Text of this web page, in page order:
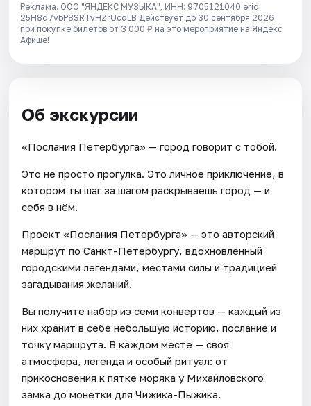
Реклама. ООО "ЯНДЕКС МУЗЫКА", ИНН: 9705121040 erid:
25H8d7vbP8SRTvHZrUcdLB Действует до 30 сентября 2026
при покупке билетов от 3 000 ₽ на это мероприятие на Яндекс
Афише!
Об экскурсии
«Послания Петербурга» — город говорит с тобой.
Это не просто прогулка. Это личное приключение, в
котором ты шаг за шагом раскрываешь город — и
себя в нём.
Проект «Послания Петербурга» — это авторский
маршрут по Санкт-Петербургу, вдохновлённый
городскими легендами, местами силы и традицией
загадывания желаний.
Вы получите набор из семи конвертов — каждый из
них хранит в себе небольшую историю, послание и
точку маршрута. В каждом месте — своя
атмосфера, легенда и особый ритуал: от
прикосновения к пятке моряка у Михайловского
замка до монетки для Чижика-Пыжика.